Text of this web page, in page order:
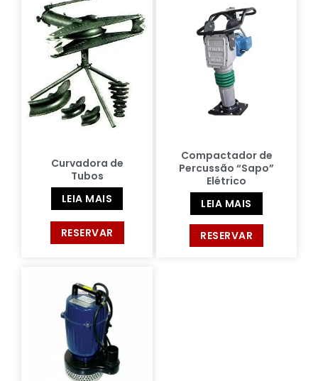
Curvadora de
Tubos
LEIA MAIS
RESERVAR
Compactador de
Percussão “Sapo”
Elétrico
LEIA MAIS
RESERVAR